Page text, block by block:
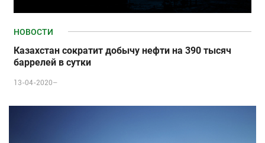
НОВОСТИ
Казахстан сократит добычу нефти на 390 тысяч
баррелей в сутки
13-04-2020–